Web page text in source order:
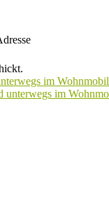
im Wohnmobil